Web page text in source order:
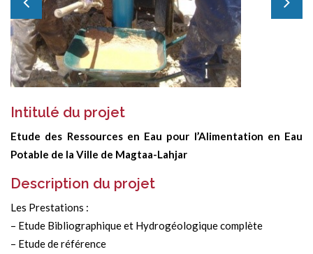
Intitulé du projet
Etude des Ressources en Eau pour l’Alimentation en Eau
Potable de la Ville de Magtaa-Lahjar
Description du projet
Les Prestations :
– Etude Bibliographique et Hydrogéologique complète
– Etude de référence